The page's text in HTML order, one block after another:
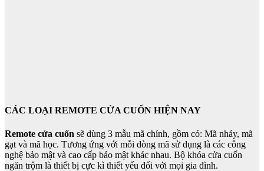
CÁC LOẠI REMOTE CỬA CUỐN HIỆN NAY
Remote cửa cuốn sẽ dùng 3 mẫu mã chính, gồm có: Mã nhảy, mã
gạt và mã học. Tương ứng với mỗi dòng mã sử dụng là các công
nghệ bảo mật và cao cấp bảo mật khác nhau. Bộ khóa cửa cuốn
ngăn trộm là thiết bị cực kì thiết yếu đối với mọi gia đình.